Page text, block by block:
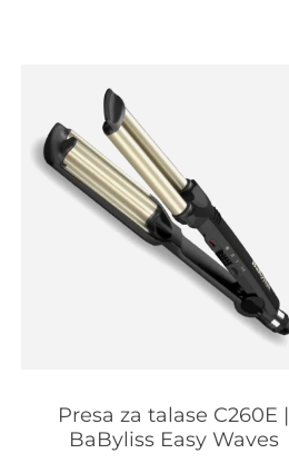
Presa za talase C260E |
BaByliss Easy Waves